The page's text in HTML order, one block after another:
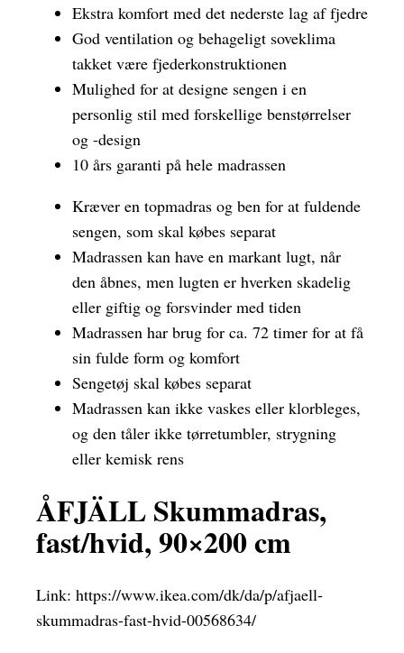
Ekstra komfort med det nederste lag af fjedre
God ventilation og behageligt soveklima
takket være fjederkonstruktionen
Mulighed for at designe sengen i en
personlig stil med forskellige benstørrelser
og -design
10 års garanti på hele madrassen
Kræver en topmadras og ben for at fuldende
sengen, som skal købes separat
Madrassen kan have en markant lugt, når
den åbnes, men lugten er hverken skadelig
eller giftig og forsvinder med tiden
Madrassen har brug for ca. 72 timer for at få
sin fulde form og komfort
Sengetøj skal købes separat
Madrassen kan ikke vaskes eller klorbleges,
og den tåler ikke tørretumbler, strygning
eller kemisk rens
ÅFJÄLL Skummadras,
fast/hvid, 90×200 cm
Link: https://www.ikea.com/dk/da/p/afjaell-
skummadras-fast-hvid-00568634/